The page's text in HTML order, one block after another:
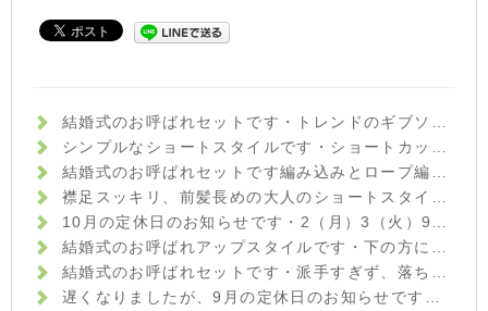
結婚式のお呼ばれセットです️・トレンドのギブソンタックで少しクラシカルな雰囲気に☆ハイトーンの髪色が、ほどよく軽さを出してくれています♪・サイドから作ったフィッシュボーンがさりげないポイントに・来月も、まだまだ結婚式シーズンが続いています。セットでお悩みの方は、何でもご相談下さいね！・イマジン富久山 山崎・#hair #hairstyle #fashion #makeup #beauty #hairarrange #ヘア #ファッション #メイクアップ #ビューティ #ヘアアレンジ #ヘアセット #ギブソンタック #フィッシュボーン #結婚式ヘアセット #お呼ばれヘア #福島 #郡山美容室 #富久山 #美容室イマジン #イマジンヘアー
シンプルなショートスタイルです️・ショートカットは、頭の形をいかにキレイに見せるかがポイントです☆後頭部の頭の丸みを出し、襟足がスッキリしまるようにカットさせていただきました・お家でのセットもハンドブローでOKですハンドブローのコツもきちんとお伝えしていきますよ(^-^)・『ショートカットにしてみたいけど慣れていないから不安…』という方も、ぜひ一度ご相談にいらして下さいね！・イマジン富久山 山崎・#hair #hairstyle #fashion #makeup #beauty #shorthair #mediumhair #bob #longhair #ヘア #ヘアスタイル #ファッション #メイクアップ #ビューティ #ショートヘア #ショートボブ #ボブ #ミディアムヘア #ロングヘア #福島 #郡山市 #郡山美容室 #富久山 #美容室イマジン #イマジンヘアー
結婚式のお呼ばれセットです️編み込みとロープ編みを組み合わせてみました☆・ワンピースの柔らかい上品な雰囲気に合わせて、まとめすぎず崩しすぎない、大人可愛いセットにしました！・まだまだ結婚式シーズンですので、セットでお悩みの方はぜひご相談くださいね♪・#hair #hairstyle #fashion #makeup #beauty #hairarrange #medium #longhair #bob #shorthair #ヘアスタイル #ファッション #メイクアップ #ビューティー #ヘアアレンジ #編み込みアレンジ #結婚式ヘアセット #福島県 #郡山美容室 #富久山 #美容室イマジン #イマジンヘアー #
襟足スッキリ、前髪長めの大人のショートスタイルです️・顔周りや襟足が短めなので、ボーイッシュな印象になりすぎないよう前髪を長めにして少し女性らしさをプラスしました・カラーはグレイ系のモノトーンアッシュをベースに、暖かみのあるウォームブラウンを足してより深みとツヤをプラスした、秋冬のアッシュカラーです♪・光の当たり方によってアッシュっぽく見えたり、暖色系のブラウンに見えたり、楽しみ方も色々です♪グレイカラーでも色味を楽しんでみませんか⁇・髪や頭皮のお悩みなど、何でもご相談ください☆・イマジン富久山 山崎・#hair #hairstyle #fashion #makeup #beauty #haircolor #shorthair #longhair #mediumhair #bob #ヘアスタイル #ファッション #メイクアップ #ビューティ #ショートヘア #ショートボブ #ボブヘアー #ロングヘア #ヘアカラーアッシュ #秋カラー #throwカラー #throw #モノトーンアッシュ #福島 #郡山美容室 #富久山 #美容室イマジン #イマジンヘアー
10月の定休日のお知らせです︎・2（月）3（火）9（月）16（月）17（火）23（月）30（月）・となっております！ご迷惑おかけしますがよろしくお願いいたしますm(__)m・#hairstyle #hair #fashion #makeup #beauty #shorthair #medium #bob #longhair #perm #haircolor #ヘア #ファッション #メイクアップ #ビューティ #ショートヘア #ボブヘアー #ショートボブ #ミディアムヘア #ロングヘア #福島 #郡山 #郡山美容室 #美容室イマジン #イマジンヘアー #富久山
結婚式のお呼ばれアップスタイルです︎・下の方にお団子をつくり、上品な雰囲気に♪カチッとしすぎないように、ラフに崩したのもポイントです！・パンツスタイルでご出席とのことでしたので、可愛すぎない大人のお団子スタイルにしてみました・結婚式お呼ばれのお客様がだんだんと増えてきました！セットでお悩みの方は、ぜひご相談下さい☆・山崎・#hair #hairstyle #hairarrange #fashion #makeup #beauty #longhair #medium #bob #shorthair #ヘア #ヘアアレンジ #波ウェーブ #お団子ヘア #お呼ばれヘア #結婚式 #ラフアレンジ #福島 #郡山美容室 #富久山 #美容室イマジン #イマジンヘアー #ヘア #メイク #ファッション #ビューティー
結婚式のお呼ばれセットです︎・派手すぎず、落ち着きすぎない上品なハーフアップスタイルに☆・トップはアイロンでウェーブをつけてからほぐし、フワッとさせているのがポイントです！・お呼ばれの増える時期ですので、セットでお悩みの方は気軽にご相談下さいね️・ #hairstyle #hair #beauty #fashion #makeup #medium #longhair #bob #shorthair #hairarrange #ヘアスタイル #ビューティー #ファッション #メイクアップ #ミディアムボブ #ロングヘア #ボブ #ショート #ヘアアレンジ #ハーフアップ #お呼ばれヘア #結婚式ヘア #福島県 #郡山市美容室 #美容室イマジン #イマジンヘアー #富久山
遅くなりましたが、9月の定休日のお知らせです！・4（月）5（火）11（月）18（月）19（火）25（月）・が定休日となっております！ご迷惑おかけしますがよろしくお願いいたしますm(_ _)m・土日もまだご予約お取りできる時間帯がありますので、ぜひご連絡下さいね☆・#hair #hairstyle #fashion #makeup #beauty #bob #medium #longhair #shorthair #外はね #外はねボブ #黒髪 #黒髪ボブ #カジュアル #ヘア #メイクアップ #ファッション #ビューティー #福島 #郡山美容室 #富久山 #美容室イマジン #イマジンヘアー